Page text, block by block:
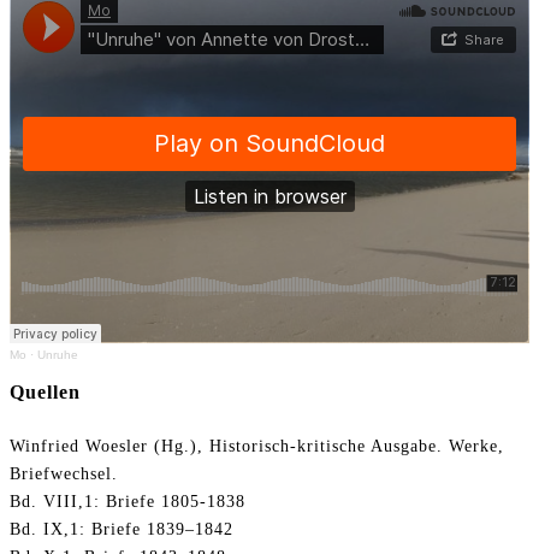
Mo · Unruhe
Quellen
Winfried Woesler (Hg.), Historisch-kritische Ausgabe. Werke,
Briefwechsel.
Bd. VIII,1: Briefe 1805-1838
Bd. IX,1: Briefe 1839–1842